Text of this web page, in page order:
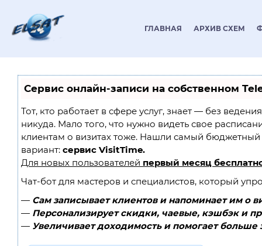
ГЛАВНАЯ АРХИВ СХЕМ
Сервис онлайн-записи на собственном
Тот, кто работает в сфере услуг, знает — без
никуда. Мало того, что нужно видеть свое
клиентам о визитах тоже. Нашли самый
вариант: сервис VisitTime.
Для новых пользователей первый месяц
Чат-бот для мастеров и специалистов, который
— Сам записывает клиентов и напоминает им о
— Персонализирует скидки, чаевые, кэшбэк и
— Увеличивает доходимость и помогает больше